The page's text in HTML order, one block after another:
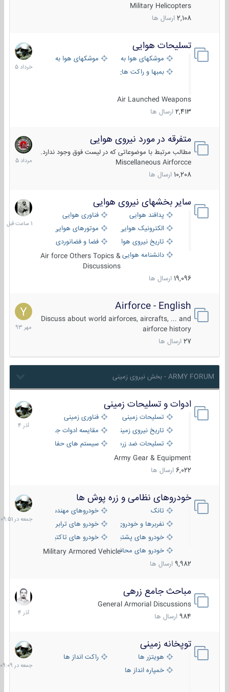
Military Helicopters
2,108 ارسال ها
تسلیحات هوایی
موشکهای هوا به هوا
موشکهای هوا به سطح
بمبها و راکت های هوایی
Air Launched Weapons
2,413 ارسال ها
30
خرداد
1405
متفرقه در مورد نیروی هوایی
مطالب مرتبط با موضوعاتی که در لیست فوق وجود ندارد.
Miscellaneous Airforcce
10,208 ارسال ها
7
مرداد
1405
سایر بخشهای نیروی هوایی
پدافند هوایی
فناوری هوایی
الکترونیک هوایی
موتورهای هوایی
تاریخ نیروی هوایی
فضا و فضانوردی
دانشنامه هواییAir force Others Topics &
Discussions
19,096 ارسال ها
1
ساعت
قبل
Airforce - English
Discuss about world airforces, aircrafts, ... and
airforce history
27 ارسال ها
15
مهر
1393
ARMY FORUM - بخش نیروی زمینی
ادوات و تسلیحات زمینی
تسلیحات زمینی
فناوری زمینی
تاریخ نیروی زمینی
مقایسه ادوات جنگی
تسلیحات ضد زره
سیستم های حفاظت فعال
Army Gear & Equipment
6,022 ارسال ها
21
آذر
1404
خودروهای نظامی و زره پوش ها
تانک
خودروهای مهندسی
نفربرها و خودروی های رزمی پیاده نظام
خودرو های ترابری نظامی
خودرو های پشتیبانی آتش ، شناسایی و ضد تانک
خودرو های تاکتیکی نظامی
خودرو های محافظت شدهMilitary Armored Vehicle
9,982 ارسال ها
جمعه
در
09:51
مباحث جامع زرهی
General Armorial Discussions
984 ارسال ها
7
آذر
1404
توپخانه زمینی
هویتزر ها
راکت انداز ها
خمپاره انداز ها
جمعه
در
09:09